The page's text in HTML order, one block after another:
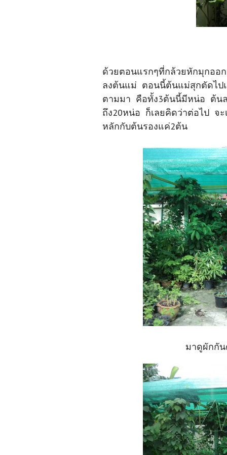
ด้วยตอนแรกๆที่กล้วยหักมุกอ
ลงต้นแม่ ตอนนี้ต้นแม่สุกตัดไ
ตามมา คือทั้ง3ต้นนี้มีหน่อ ต้น
ถึง20หน่อ ก็เลยคิดว่าต่อไป จ
หลักกับต้นรองแค่2ต้น
มาดูผักกั